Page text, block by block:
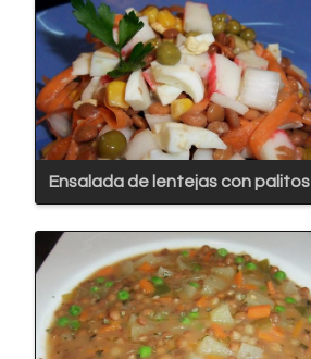
Ensalada de lentejas con palitos